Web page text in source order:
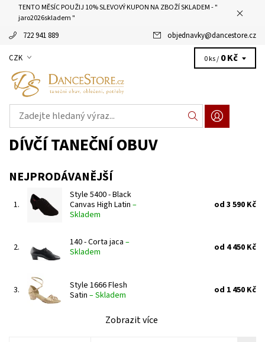
TENTO MĚSÍC POUŽIJ 10% SLEVOVÝ KUPON NA ZBOŽÍ SKLADEM - "
jaro2026skladem "
722 941 889 objednavky@dancestore.cz
CZK 0 ks / 0 Kč
DÍVČÍ TANEČNÍ OBUV
NEJPRODÁVANĚJŠÍ
1.
Style 5400 - Black
Canvas High Latin –
Skladem
od 3 590 Kč
2. 140 - Corta jaca –
Skladem
od 4 450 Kč
3.
Style 1666 Flesh
Satin –Skladem od 1 450 Kč
Zobrazit více